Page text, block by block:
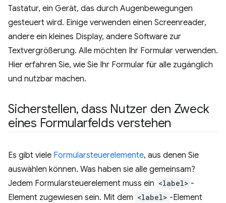
Tastatur, ein Gerät, das durch Augenbewegungen
gesteuert wird. Einige verwenden einen Screenreader,
andere ein kleines Display, andere Software zur
Textvergrößerung. Alle möchten Ihr Formular verwenden.
Hier erfahren Sie, wie Sie Ihr Formular für alle zugänglich
und nutzbar machen.
Sicherstellen, dass Nutzer den Zweck
eines Formularfelds verstehen
Es gibt viele Formularsteuerelemente, aus denen Sie
auswählen können. Was haben sie alle gemeinsam?
Jedem Formularsteuerelement muss ein <label> -
Element zugewiesen sein. Mit dem <label> -Element